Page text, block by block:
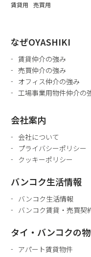
積の
サイ
ズ
〜
◆
リ
ア
◆こ
だわ
件
◆
工
業
団
地
賃貸用 売買用
なぜOYASHIKI
賃貸仲介の強み
売買仲介の強み
オフィス仲介の強み
工場事業用物件仲介の
会社案内
会社について
プライバシーポリシー
クッキーポリシー
バンコク生活情報
バンコク生活情報
バンコク賃貸・売買契
タイ・バンコクの
アパート賃貸物件